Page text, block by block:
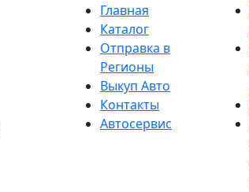
Главная
Каталог
Отправка в
Регионы
Выкуп Авто
Контакты
Автосервис